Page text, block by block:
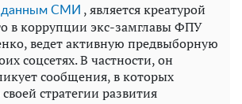
данным СМИ , является креатурой
в коррупции экс-замглавы ФПУ
ведет активную предвыборную
соцсетях. В частности, он
сообщения, в которых
стратегии развития